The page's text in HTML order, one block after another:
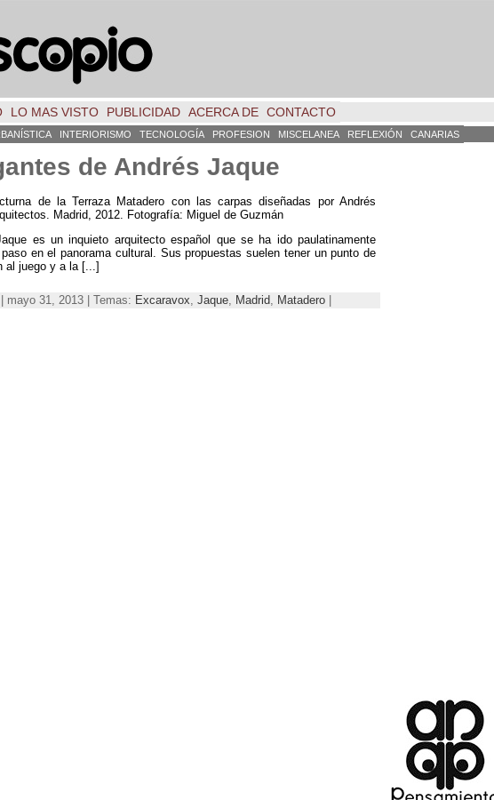
LO MAS VISTO PUBLICIDAD ACERCA DE CONTACTO
INTERIORISMO TECNOLOGÍA PROFESION MISCELANEA REFLEXIÓN CANARIAS
de Andrés Jaque
de la Terraza Matadero con las carpas diseñadas por Andrés
Madrid, 2012. Fotografía: Miguel de Guzmán
es un inquieto arquitecto español que se ha ido paulatinamente
en el panorama cultural. Sus propuestas suelen tener un punto de
al juego y a la [...]
mayo 31, 2013 | Temas: Excaravox Jaque Madrid Matadero